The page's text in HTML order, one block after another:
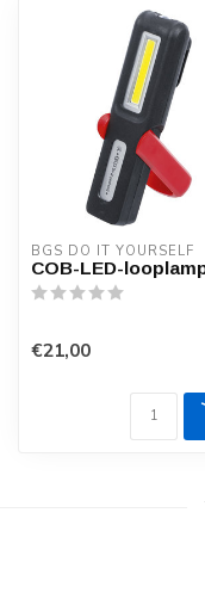
BGS DO IT YOURSELF
COB-LED-
€21,00